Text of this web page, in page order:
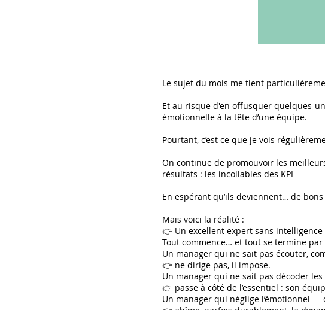
Le sujet du mois me tient
Et au risque d'en offusquer quelques-
émotionnelle à la tête d’une équipe.
Pourtant, c’est ce que je vois
On continue de promouvoir les
résultats : les incollables des KPI
En espérant qu’ils deviennent… de
Mais voici la réalité :
👉 Un excellent expert sans
Tout commence… et tout se termine
Un manager qui ne sait pas écouter,
👉 ne dirige pas, il impose.
Un manager qui ne sait pas décoder
👉 passe à côté de l’essentiel : son
Un manager qui néglige l’émotionnel —